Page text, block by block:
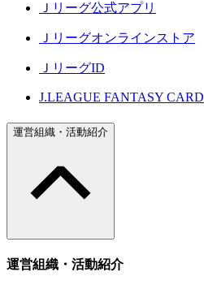
Ｊリーグ公式アプリ
Ｊリーグオンラインストア
ＪリーグID
J.LEAGUE FANTASY CARD
運営組織・活動紹介
運営組織・活動紹介